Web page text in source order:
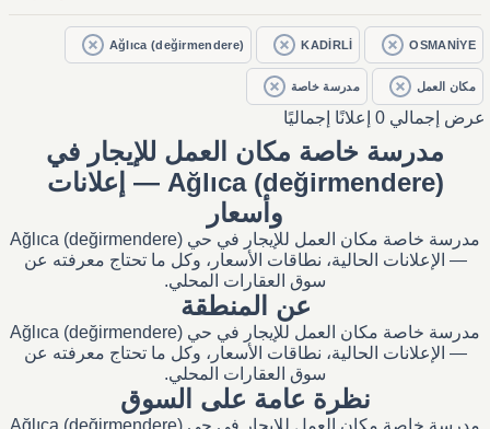
OSMANİYE
KADİRLİ
Ağlıca (değirmendere)
مكان العمل مدرسة خاصة
عرض إجمالي 0 إعلانًا إجماليًا
مدرسة خاصة مكان العمل للإيجار في
Ağlıca (değirmendere) — إعلانات
وأسعار
مدرسة خاصة مكان العمل للإيجار في حي Ağlıca (değirmendere)
— الإعلانات الحالية، نطاقات الأسعار، وكل ما تحتاج معرفته عن
سوق العقارات المحلي.
عن المنطقة
مدرسة خاصة مكان العمل للإيجار في حي Ağlıca (değirmendere)
— الإعلانات الحالية، نطاقات الأسعار، وكل ما تحتاج معرفته عن
سوق العقارات المحلي.
نظرة عامة على السوق
مدرسة خاصة مكان العمل للإيجار في حي Ağlıca (değirmendere)